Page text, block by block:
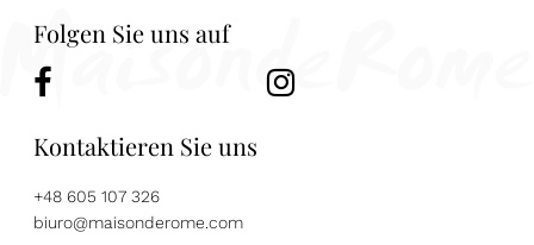
Folgen Sie uns auf
Kontaktieren Sie uns
+48 605 107 326
biuro@maisonderome.com